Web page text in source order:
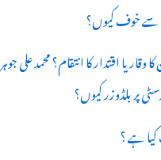
سے خوف کیوں؟
وقار یا اقتدار کا انتقام؟ محمد علی جوہر
پر بلڈوزر کیوں؟
ہے ؟